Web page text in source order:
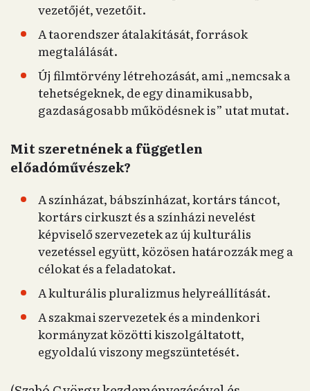
vezetőjét, vezetőit.
A taorendszer átalakítását, források
megtalálását.
Új filmtörvény létrehozását, ami „nemcsak a
tehetségeknek, de egy dinamikusabb,
gazdaságosabb működésnek is” utat mutat.
Mit szeretnének a független
előadóművészek?
A színházat, bábszínházat, kortárs táncot,
kortárs cirkuszt és a színházi nevelést
képviselő szervezetek az új kulturális
vezetéssel együtt, közösen határozzák meg a
célokat és a feladatokat.
A kulturális pluralizmus helyreállítását.
A szakmai szervezetek és a mindenkori
kormányzat közötti kiszolgáltatott,
egyoldalú viszony megszüntetését.